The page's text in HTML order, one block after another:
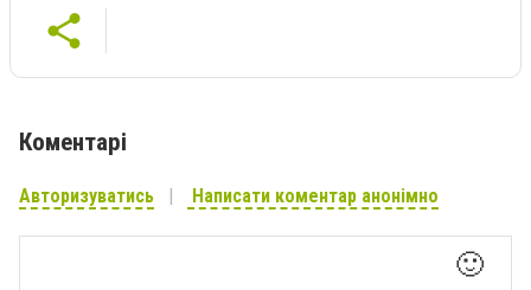
Коментарі
Авторизуватись Написати коментар анонімно
🙂